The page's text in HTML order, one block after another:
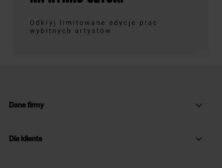
Dane firmy
Dla klienta